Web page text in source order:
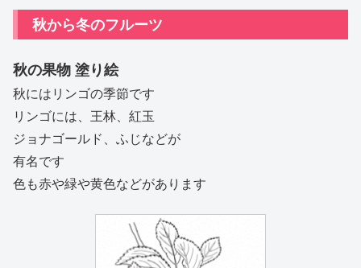
秋から冬のフルーツ
秋の果物 塗り絵
秋にはリンゴの季節です
リンゴには、王林、紅玉
ジョナゴールド、ふじなどが
有名です
色も赤や緑や黄色などがあります